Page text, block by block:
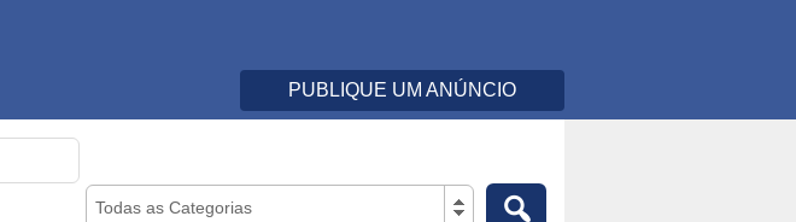
PUBLIQUE UM ANÚNCIO
Todas as Categorias